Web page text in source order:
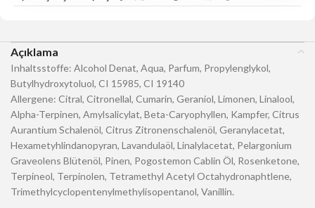
Açıklama
Inhaltsstoffe: Alcohol Denat, Aqua, Parfum, Propylenglykol,
Butylhydroxytoluol, CI 15985, CI 19140
Allergene: Citral, Citronellal, Cumarin, Geraniol, Limonen, Linalool,
Alpha-Terpinen, Amylsalicylat, Beta-Caryophyllen, Kampfer, Citrus
Aurantium Schalenöl, Citrus Zitronenschalenöl, Geranylacetat,
Hexametyhlindanopyran, Lavandulaöl, Linalylacetat, Pelargonium
Graveolens Blütenöl, Pinen, Pogostemon Cablin Öl, Rosenketone,
Terpineol, Terpinolen, Tetramethyl Acetyl Octahydronaphtlene,
Trimethylcyclopentenylmethylisopentanol, Vanillin.